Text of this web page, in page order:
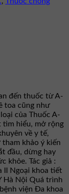
đến thuốc từ A-
toa cũng như
của Thuốc A-
tìm hiểu, mở rộng
về y tế,
khảo ý kiến
đầu, dừng hay
khỏe. Tác giả :
II Ngoại khoa tiết
Hà Nội Quá trình
viện Đa khoa